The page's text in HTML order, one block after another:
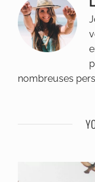
nombreuses